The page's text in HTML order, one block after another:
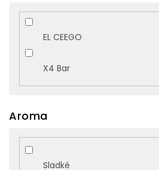
EL CEEGO
X4 Bar
Aroma
Sladké